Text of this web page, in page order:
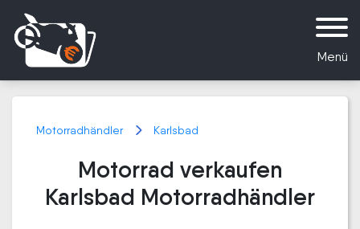
Menü
Motorradhändler Karlsbad
Motorrad verkaufen
Karlsbad Motorradhändler